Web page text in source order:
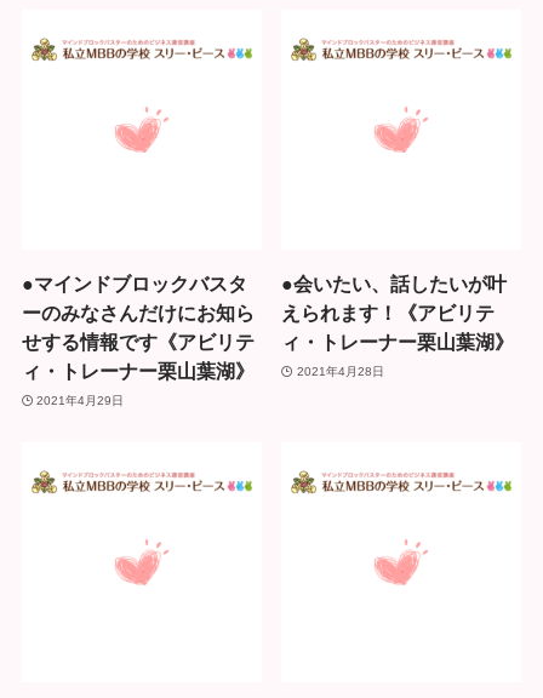
●マインドブロックバスタ
ーのみなさんだけにお知ら
せする情報です《アビリテ
ィ・トレーナー栗山葉湖》
2021年4月29日
●会いたい、話したいが叶
えられます！《アビリテ
ィ・トレーナー栗山葉湖》
2021年4月28日